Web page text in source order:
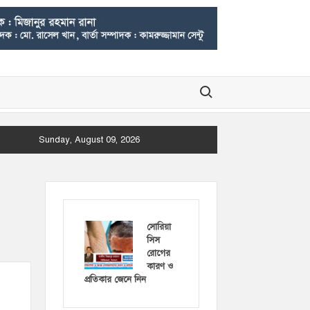
Search for:
Sunday, August 09, 2026
সোরিয়া
সিস
রোগের
কারণ ও
প্রতিকার জেনে নিন